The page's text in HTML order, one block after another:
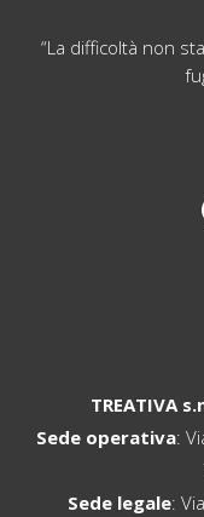
“La difficoltà non
TREATIVA
Sede operativa:
Sede legale: